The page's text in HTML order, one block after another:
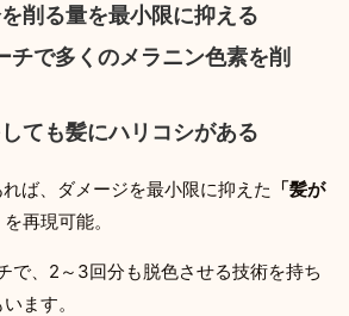
削る量を最小限に抑える
チで多くのメラニン色素を削
ても髪にハリコシがある
ば、ダメージを最小限に抑えた 「髪が
を再現可能。
で、2～3回分も脱色させる技術を持ち
ます。